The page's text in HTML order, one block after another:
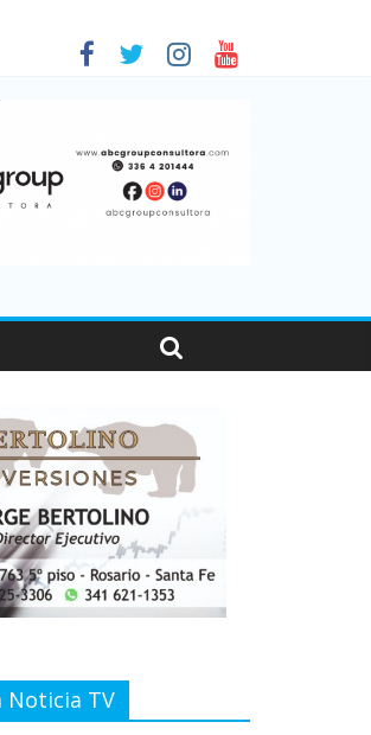
un 5,9% más que en 2025
Noticia TV